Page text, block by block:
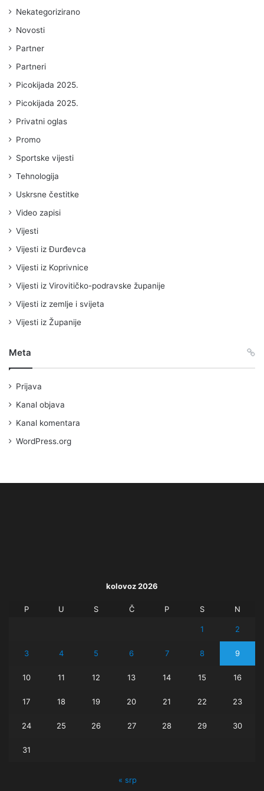
Nekategorizirano
Novosti
Partner
Partneri
Picokijada 2025.
Picokijada 2025.
Privatni oglas
Promo
Sportske vijesti
Tehnologija
Uskrsne čestitke
Video zapisi
Vijesti
Vijesti iz Đurđevca
Vijesti iz Koprivnice
Vijesti iz Virovitičko-podravske županije
Vijesti iz zemlje i svijeta
Vijesti iz Županije
Meta
Prijava
Kanal objava
Kanal komentara
WordPress.org
kolovoz 2026
P U S Č P S N
1 2
3 4 5 6 7 8 9
10 11 12 13 14 15 16
17 18 19 20 21 22 23
24 25 26 27 28 29 30
31
« srp